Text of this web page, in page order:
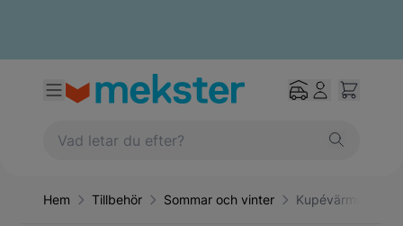
Hem Tillbehör Sommar och vinter Kupévärmare